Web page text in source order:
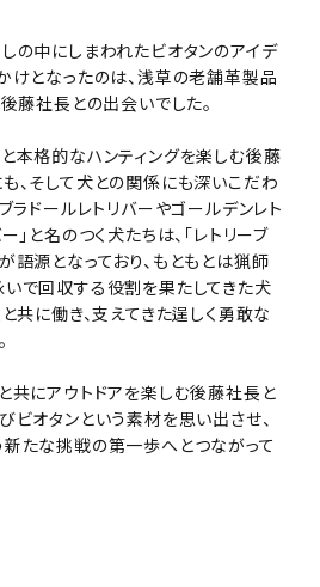
の中にしまわれたビオタンのアイデ
けとなったのは、浅草の老舗革製品
後藤社長との出会いでした。
本格的なハンティングを楽しむ後藤
、そして犬との関係にも深いこだわ
ラドールレトリバーやゴールデンレト
」と名のつく犬たちは、「レトリーブ
語源となっており、もともとは猟師
で回収する役割を果たしてきた犬
共に働き、支えてきた逞しく勇敢な
共にアウトドアを楽しむ後藤社長と
ビオタンという素材を思い出させ、
新たな挑戦の第一歩へとつながって